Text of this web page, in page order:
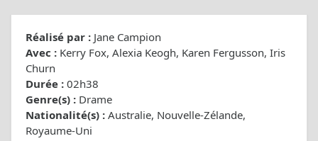
Réalisé par : Jane Campion
Avec : Kerry Fox, Alexia Keogh, Karen Fergusson, Iris
Churn
Durée : 02h38
Genre(s) : Drame
Nationalité(s) : Australie, Nouvelle-Zélande,
Royaume-Uni